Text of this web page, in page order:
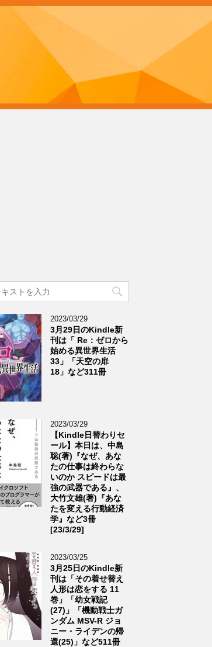
2023/03/29
3月29日のKindle新
刊は「 Re：ゼロから
始める異世界生活
33」「天空の扉
18」など311冊
2023/03/29
【Kindle日替わりセ
ール】本日は、中島
聡(著)『なぜ、あな
たの仕事は終わらな
いのか スピードは最
強の武器である』、
大竹文雄(著)『あな
たを変える行動経済
学』など3冊
[23/3/29]
2023/03/25
3月25日のKindle新
刊は「その着せ替え
人形は恋をする 11
巻」「幼女戦記
(27)」「機動戦士ガ
ンダム MSV-R ジョ
ニー・ライデンの帰
還(25)」など511冊